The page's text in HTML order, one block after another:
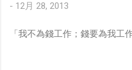
- 12月 28, 2013
「我不為錢工作；錢要為我工